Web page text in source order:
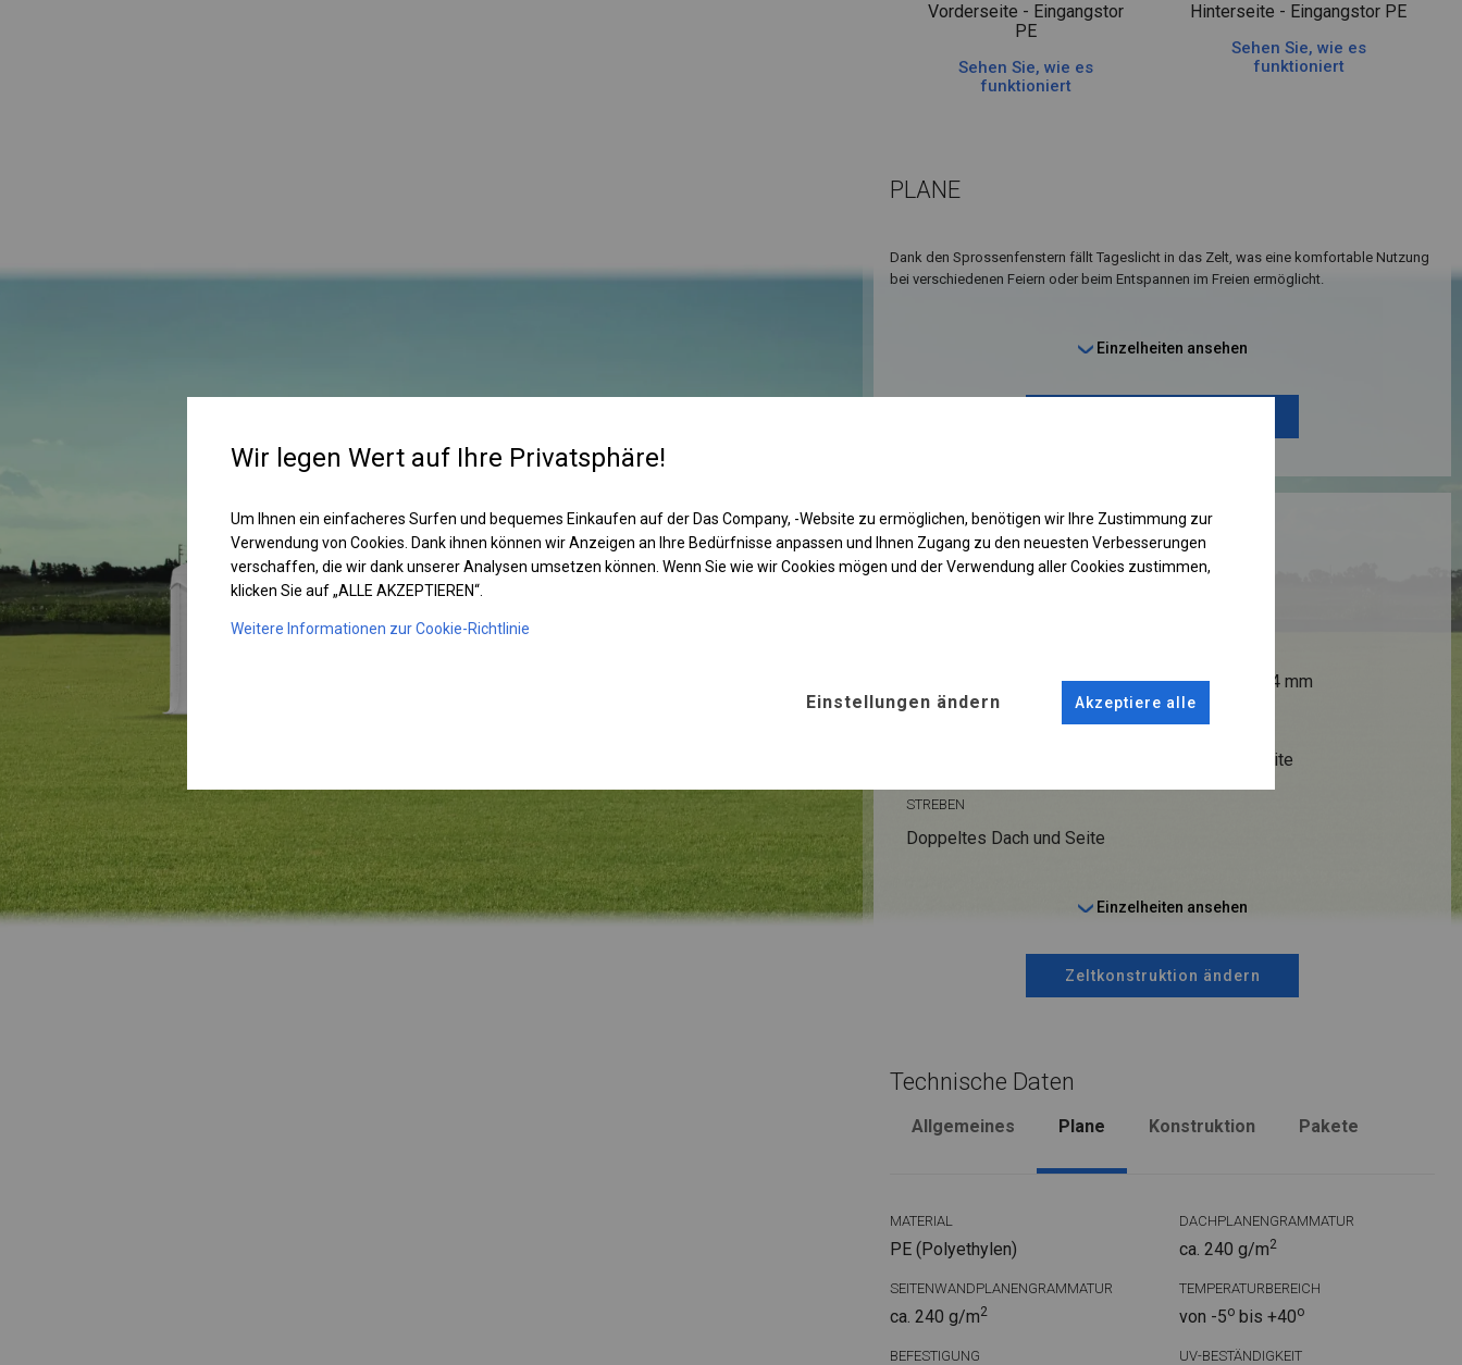
Vorderseite - Eingangstor
PE
Sehen Sie, wie es
funktioniert
Hinterseite - Eingangstor PE
Sehen Sie, wie es
funktioniert
PLANE
Dank den Sprossenfenstern fällt Tageslicht in das Zelt, was eine komfortable Nutzung
bei verschiedenen Feiern oder beim Entspannen im Freien ermöglicht.
Einzelheiten ansehen
KONSTRUKTION
POLAR PLUS
Stahl ca. fi 54 mm
STRINGS
Dach und Seite
STREBEN
Doppeltes Dach und Seite
Einzelheiten ansehen
Zeltkonstruktion ändern
Technische Daten
Allgemeines Plane Konstruktion Pakete
MATERIAL
PE (Polyethylen)
DACHPLANENGRAMMATUR
ca. 240 g/m2
SEITENWANDPLANENGRAMMATUR
ca. 240 g/m2
TEMPERATURBEREICH
von -5obis +40o
BEFESTIGUNG UV-BESTÄNDIGKEIT
Wir legen Wert auf Ihre Privatsphäre!
Um Ihnen ein einfacheres Surfen und bequemes Einkaufen auf der Das Company, -Website zu ermöglichen, benötigen wir Ihre Zustimmung zur
Verwendung von Cookies. Dank ihnen können wir Anzeigen an Ihre Bedürfnisse anpassen und Ihnen Zugang zu den neuesten Verbesserungen
verschaffen, die wir dank unserer Analysen umsetzen können. Wenn Sie wie wir Cookies mögen und der Verwendung aller Cookies zustimmen,
klicken Sie auf „ALLE AKZEPTIEREN“.
Weitere Informationen zur Cookie-Richtlinie
Einstellungen ändern Akzeptiere alle